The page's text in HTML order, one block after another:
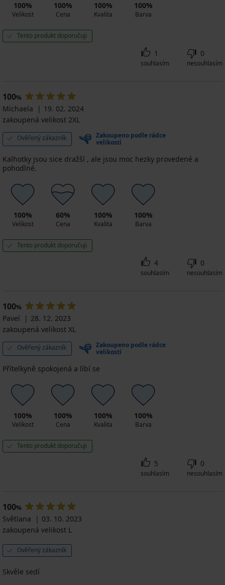
100%
Velikost
100%
Cena
100%
Kvalita
100%
Barva
Tento produkt doporučuji
1
souhlasím
0
nesouhlasím
100%
Michaela
19. 02. 2024
zakoupená velikost 2XL
Ověřený zákazník
Zakoupeno podle rádce
velikostí
Kalhotky jsou sice dražší , ale jsou moc hezky provedené a
pohodlné.
100%
Velikost
60%
Cena
100%
Kvalita
100%
Barva
Tento produkt doporučuji
4
souhlasím
0
nesouhlasím
100%
Pavel
28. 12. 2023
zakoupená velikost XL
Ověřený zákazník
Zakoupeno podle rádce
velikostí
Přítelkyně spokojená a líbí se
100%
Velikost
100%
Cena
100%
Kvalita
100%
Barva
Tento produkt doporučuji
5
souhlasím
0
nesouhlasím
100%
Světlana
03. 10. 2023
zakoupená velikost L
Ověřený zákazník
Skvěle sedí